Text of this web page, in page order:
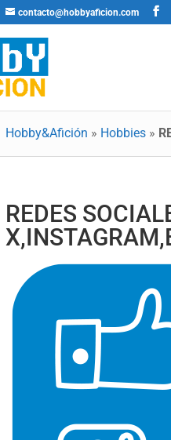
contacto@hobbyaficion.com
Hobby&Afición » Hobbies »
REDES